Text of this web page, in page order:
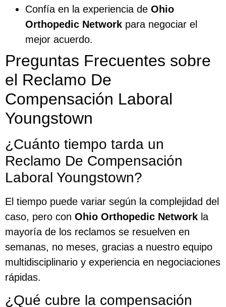
Confía en la experiencia de Ohio
Orthopedic Network para negociar el
mejor acuerdo.
Preguntas Frecuentes sobre
el Reclamo De
Compensación Laboral
Youngstown
¿Cuánto tiempo tarda un
Reclamo De Compensación
Laboral Youngstown?
El tiempo puede variar según la complejidad del
caso, pero con Ohio Orthopedic Network la
mayoría de los reclamos se resuelven en
semanas, no meses, gracias a nuestro equipo
multidisciplinario y experiencia en negociaciones
rápidas.
¿Qué cubre la compensación